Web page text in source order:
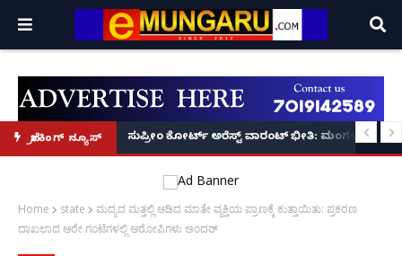
ಬ್ರೇಕಿಂಗ್ ನ್ಯೂಸ್ ಸುಪ್ರೀಂ ಕೋರ್ಟ್ ಅರೆಸ್ಟ್ ವಾರಂಟ್ ಭೀತಿ:
ಉಳ್ಳಾಲ: ಇನ್ಫೋಸಿಸ್ ಉದ್ಯೋಗಿಗಳ ಸೋಗಿನಲ್ಲಿ ಬಂದ
Home state
ಮದ್ಯದ ಮತ್ತಲ್ಲಿ ಆಡಿದ ಮಾತೇ ವ್ಯಕ್ತಿಯ ಪ್ರಾಣಕ್ಕೆ ಕುತ್ತಾಯಿತು: ಪ್ರಕರಣ
ದಾಖಲಾದ ಆರೇ ಗಂಟೆಗಳಲ್ಲಿ ಆರೋಪಿಗಳು ಅಂದರ್